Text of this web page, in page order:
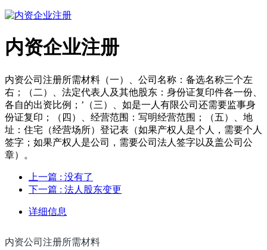
内资企业注册
内资公司注册所需材料（一）、公司名称：备选名称三个左
右；（二）、法定代表人及其他股东：身份证复印件各一份、
各自的出资比例；’（三）、如是一人有限公司还需要监事身
份证复印；（四）、经营范围：写明经营范围；（五）、地
址：住宅（经营场所）登记表（如果产权人是个人，需要个人
签字；如果产权人是公司，需要公司法人签字以及盖公司公
章）。
上一篇 : 没有了
下一篇 : 法人股东变更
详细信息
内资公司注册所需材料